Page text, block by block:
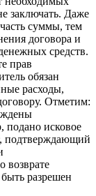
заключать. Даже
суммы, тем
договора и
средств.
прав
обязан
расходы,
Отметим:
подано исковое
подтверждающий
возврате
разрешен